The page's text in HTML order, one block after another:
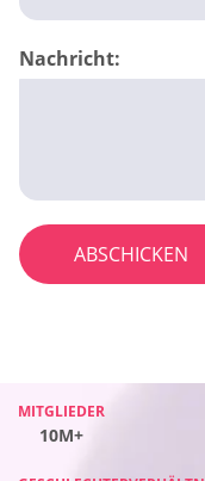
Nachricht:
ABSCHICKEN
MITGLIEDER
10M+
MITGLIEDER
10M+
MITGLIEDER
10M+
MITGLIEDER
10M+